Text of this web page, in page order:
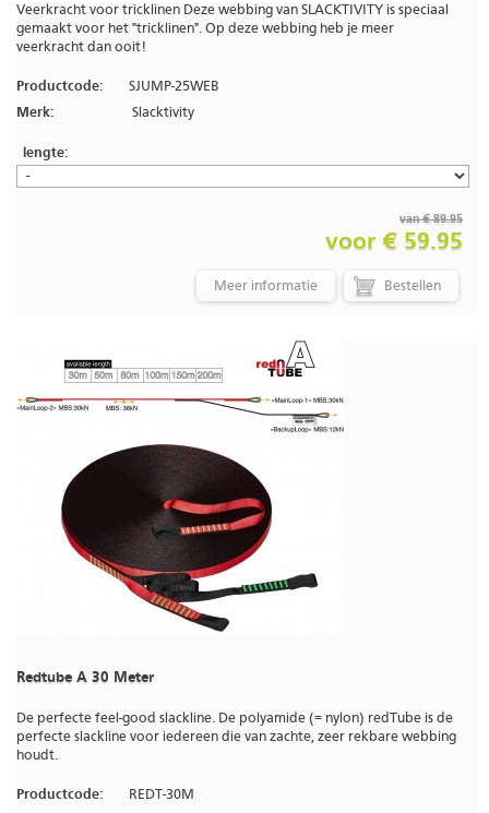
Veerkracht voor tricklinen Deze webbing van SLACKTIVITY is speciaal
gemaakt voor het "tricklinen". Op deze webbing heb je meer
veerkracht dan ooit!
Productcode:
SJUMP-25WEB
Merk:
Slacktivity
lengte:
van € 89.95
voor € 59.95
Meer informatie
Redtube A 30 Meter
De perfecte feel-good slackline. De polyamide (= nylon) redTube is de
perfecte slackline voor iedereen die van zachte, zeer rekbare webbing
houdt.
Productcode:
REDT-30M